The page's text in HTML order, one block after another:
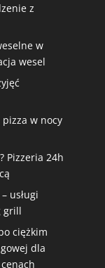
z
w
wesel
pizza w nocy
Pizzeria 24h
usługi
grill
ciężkim
dla